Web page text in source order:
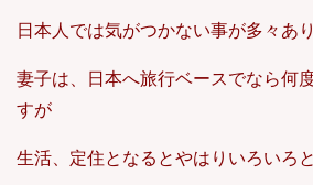
日本人では気がつかない事が多々あり
妻子は、日本へ旅行ベースでなら何
すが
生活、定住となるとやはりいろいろ